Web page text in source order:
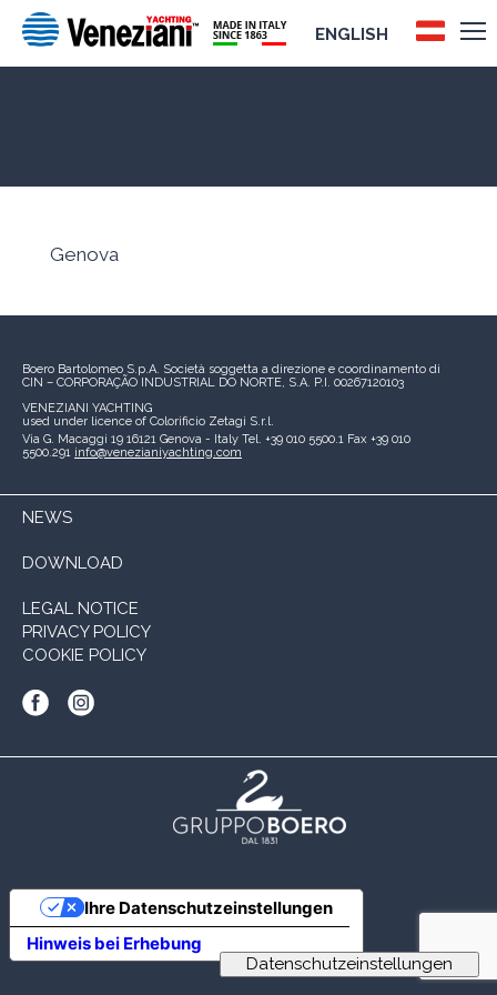
ENGLISH
Genova
Boero Bartolomeo S.p.A. Società soggetta a direzione e coordinamento di
CIN – CORPORAÇÃO INDUSTRIAL DO NORTE, S.A. P.I. 00267120103
VENEZIANI YACHTING
used under licence of Colorificio Zetagi S.r.l.
Via G. Macaggi 19 16121 Genova - Italy Tel. +39 010 5500.1 Fax +39 010
5500.291 info@venezianiyachting.com
NEWS
DOWNLOAD
LEGAL NOTICE
PRIVACY POLICY
COOKIE POLICY
Hinweis bei Erhebung
Ihre Datenschutzeinstellungen